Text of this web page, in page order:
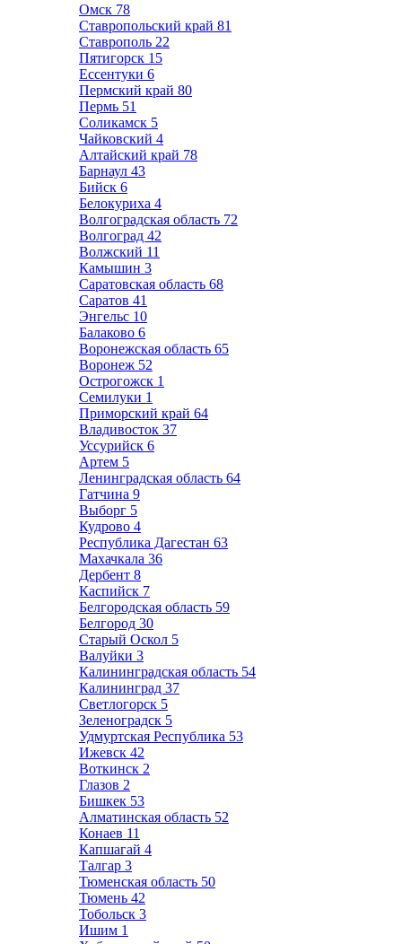
Омск 78
Ставропольский край 81
Ставрополь 22
Пятигорск 15
Ессентуки 6
Пермский край 80
Пермь 51
Соликамск 5
Чайковский 4
Алтайский край 78
Барнаул 43
Бийск 6
Белокуриха 4
Волгоградская область 72
Волгоград 42
Волжский 11
Камышин 3
Саратовская область 68
Саратов 41
Энгельс 10
Балаково 6
Воронежская область 65
Воронеж 52
Острогожск 1
Семилуки 1
Приморский край 64
Владивосток 37
Уссурийск 6
Артем 5
Ленинградская область 64
Гатчина 9
Выборг 5
Кудрово 4
Республика Дагестан 63
Махачкала 36
Дербент 8
Каспийск 7
Белгородская область 59
Белгород 30
Старый Оскол 5
Валуйки 3
Калининградская область 54
Калининград 37
Светлогорск 5
Зеленоградск 5
Удмуртская Республика 53
Ижевск 42
Воткинск 2
Глазов 2
Бишкек 53
Алматинская область 52
Конаев 11
Капшагай 4
Талгар 3
Тюменская область 50
Тюмень 42
Тобольск 3
Ишим 1